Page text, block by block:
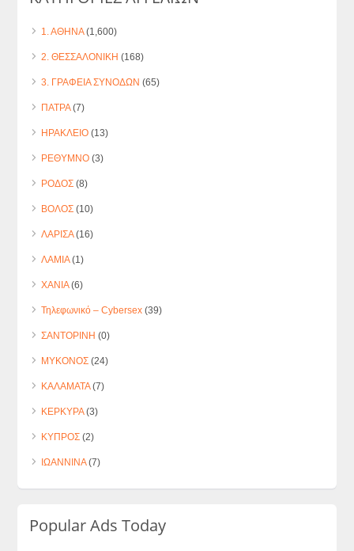
1. ΑΘΗΝΑ(1,600)
2. ΘΕΣΣΑΛΟΝΙΚΗ (168)
3. ΓΡΑΦΕΙΑ ΣΥΝΟΔΩΝ (65)
ΠΑΤΡΑ(7)
ΗΡΑΚΛΕΙΟ (13)
ΡΕΘΥΜΝΟ (3)
ΡΟΔΟΣ (8)
ΒΟΛΟΣ (10)
ΛΑΡΙΣΑ(16)
ΛΑΜΙΑ(1)
ΧΑΝΙΑ(6)
Τηλεφωνικό – Cybersex (39)
ΣΑΝΤΟΡΙΝΗ (0)
ΜΥΚΟΝΟΣ (24)
ΚΑΛΑΜΑΤΑ(7)
ΚΕΡΚΥΡΑ(3)
ΚΥΠΡΟΣ (2)
ΙΩΑΝΝΙΝΑ(7)
Popular Ads Today